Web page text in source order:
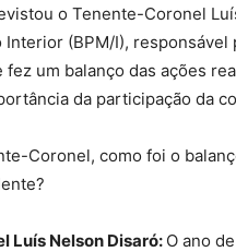
o Tenente-Coronel
(BPM/I),
fez um balanço das ações
da participação da
Coronel, como foi o
Luís Nelson Disaró: O ano